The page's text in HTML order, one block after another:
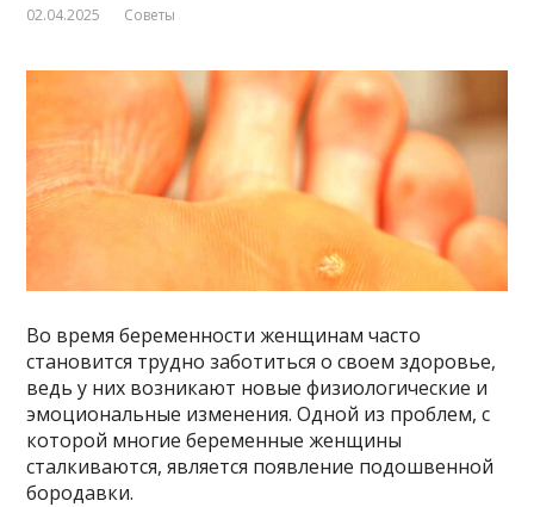
02.04.2025 Советы
Во время беременности женщинам часто
становится трудно заботиться о своем здоровье,
ведь у них возникают новые физиологические и
эмоциональные изменения. Одной из проблем, с
которой многие беременные женщины
сталкиваются, является появление подошвенной
бородавки.